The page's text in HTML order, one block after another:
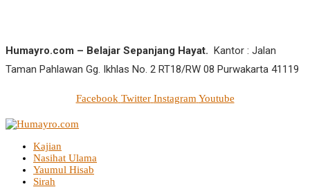
Humayro.com – Belajar Sepanjang Hayat. Kantor : Jalan
Taman Pahlawan Gg. Ikhlas No. 2 RT18/RW 08 Purwakarta 41119
Facebook Twitter Instagram Youtube
Kajian
Nasihat Ulama
Yaumul Hisab
Sirah